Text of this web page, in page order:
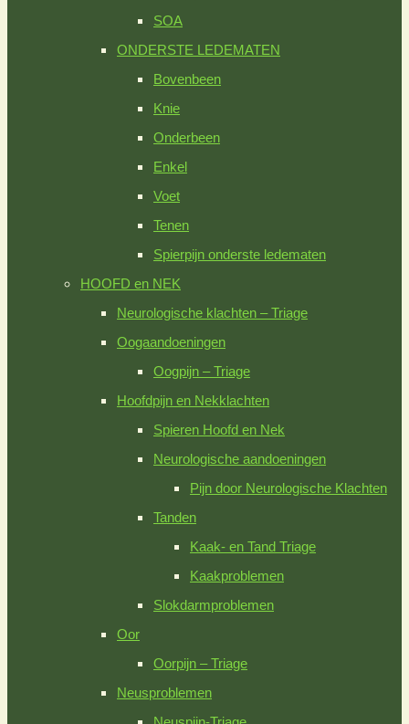
SOA
ONDERSTE LEDEMATEN
Bovenbeen
Knie
Onderbeen
Enkel
Voet
Tenen
Spierpijn onderste ledematen
HOOFD en NEK
Neurologische klachten – Triage
Oogaandoeningen
Oogpijn – Triage
Hoofdpijn en Nekklachten
Spieren Hoofd en Nek
Neurologische aandoeningen
Pijn door Neurologische Klachten
Tanden
Kaak- en Tand Triage
Kaakproblemen
Slokdarmproblemen
Oor
Oorpijn – Triage
Neusproblemen